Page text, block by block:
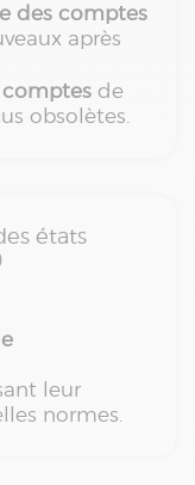
des comptes
après
comptes de
obsolètes.
états
leur
normes.